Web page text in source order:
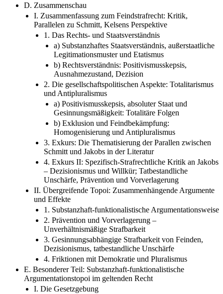
D. Zusammenschau
I. Zusammenfassung zum Feindstrafrecht: Kritik,
Parallelen zu Schmitt, Kelsens Perspektive
1. Das Rechts- und Staatsverständnis
a) Substanzhaftes Staatsverständnis, außerstaatliche
Legitimationsmuster und Etatismus
b) Rechtsverständnis: Positivismusskepsis,
Ausnahmezustand, Dezision
2. Die gesellschaftspolitischen Aspekte: Totalitarismus
und Antipluralismus
a) Positivismusskepsis, absoluter Staat und
Gesinnungsmäßigkeit: Totalitäre Folgen
b) Exklusion und Feindbekämpfung:
Homogenisierung und Antipluralismus
3. Exkurs: Die Thematisierung der Parallen zwischen
Schmitt und Jakobs in der Literatur
4. Exkurs II: Spezifisch-Strafrechtliche Kritik an Jakobs
– Dezisionismus und Willkür; Tatbestandliche
Unschärfe, Prävention und Vorverlagerung
II. Übergreifende Topoi: Zusammenhängende Argumente
und Effekte
1. Substanzhaft-funktionalistische Argumentationsweise
2. Prävention und Vorverlagerung –
Unverhältnismäßige Strafbarkeit
3. Gesinnungsabhängige Strafbarkeit von Feinden,
Dezisionismus, tatbestandliche Unschärfe
4. Friktionen mit Demokratie und Pluralismus
E. Besonderer Teil: Substanzhaft-funktionalistische
Argumentationstopoi im geltenden Recht
I. Die Gesetzgebung